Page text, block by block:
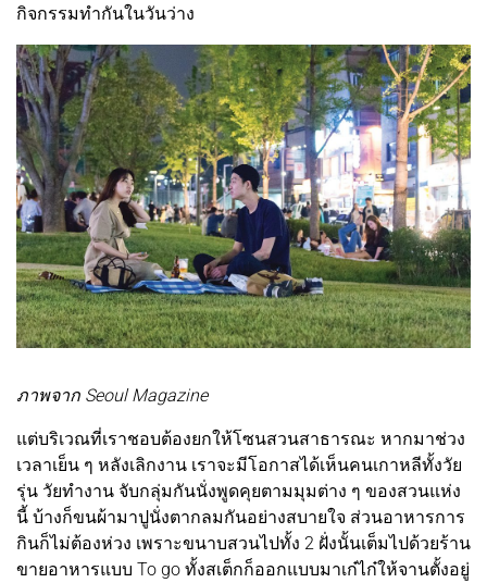
กิจกรรมทำกันในวันว่าง
ภาพจาก Seoul Magazine
แต่บริเวณที่เราชอบต้องยกให้โซนสวนสาธารณะ หากมาช่วง
เวลาเย็น ๆ หลังเลิกงาน เราจะมีโอกาสได้เห็นคนเกาหลีทั้งวัย
รุ่น วัยทำงาน จับกลุ่มกันนั่งพูดคุยตามมุมต่าง ๆ ของสวนแห่ง
นี้ บ้างก็ขนผ้ามาปูนั่งตากลมกันอย่างสบายใจ ส่วนอาหารการ
กินก็ไม่ต้องห่วง เพราะขนาบสวนไปทั้ง 2 ฝั่งนั้นเต็มไปด้วยร้าน
ขายอาหารแบบ To go ทั้งสเต็กก็ออกแบบมาเก๋ไก๋ให้จานตั้งอยู่